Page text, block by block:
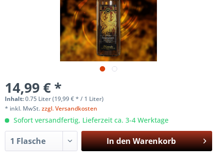
14,99 € *
Inhalt:0.75 Liter (19,99 € * / 1 Liter)
* inkl. MwSt.zzgl. Versandkosten
Sofort versandfertig, Lieferzeit ca. 3-4 Werktage
In denWarenkorb